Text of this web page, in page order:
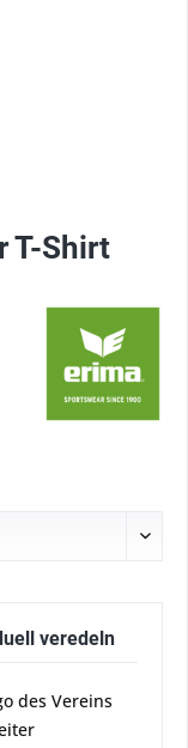
T-Shirt
veredeln
des Vereins